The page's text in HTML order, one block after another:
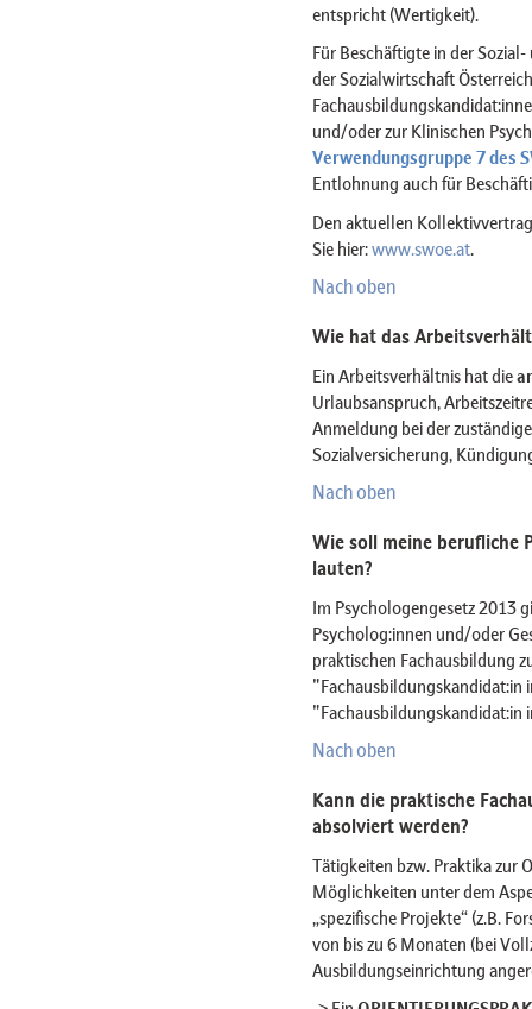
entspricht (Wertigkeit).
Für Beschäftigte in der
der Sozialwirtschaft
und/oder zur Klinischen
Verwendungsgruppe 7 des
Entlohnung auch für
Den aktuellen
Sie hier:www.swoe.at.
Nach oben
Wie hat das
Ein Arbeitsverhältnis hat die
Urlaubsanspruch,
Anmeldung bei der
Sozialversicherung,
Nach oben
Wie soll meine berufliche
lauten?
Im Psychologengesetz 2013
Psycholog:innen und/oder
praktischen Fachausbildung
"Fachausbildungskandidat:in
"Fachausbildungskandidat:in
Nach oben
Kann die praktische
absolviert werden?
Tätigkeiten bzw. Praktika zur
Möglichkeiten unter dem
„spezifische Projekte“ (z.B.
von bis zu 6 Monaten (bei
Ausbildungseinrichtung